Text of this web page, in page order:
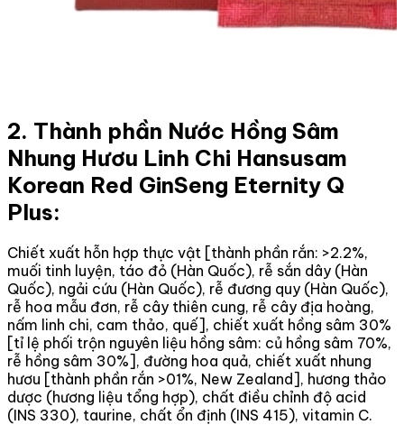
2. Thành phần Nước Hồng Sâm
Nhung Hươu Linh Chi Hansusam
Korean Red GinSeng Eternity Q
Plus:
Chiết xuất hỗn hợp thực vật [thành phần rắn: >2.2%,
muối tinh luyện, táo đỏ (Hàn Quốc), rễ sắn dây (Hàn
Quốc), ngải cứu (Hàn Quốc), rễ đương quy (Hàn Quốc),
rễ hoa mẫu đơn, rễ cây thiên cung, rễ cây địa hoàng,
nấm linh chi, cam thảo, quế], chiết xuất hồng sâm 30%
[tỉ lệ phối trộn nguyên liệu hồng sâm: củ hồng sâm 70%,
rễ hồng sâm 30%], đường hoa quả, chiết xuất nhung
hươu [thành phần rắn >01%, New Zealand], hương thảo
dược (hương liệu tổng hợp), chất điều chỉnh độ acid
(INS 330), taurine, chất ổn định (INS 415), vitamin C.